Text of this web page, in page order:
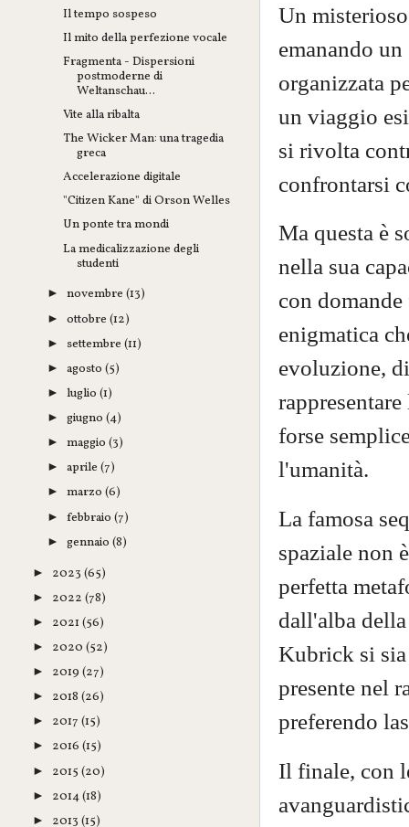
Un
emanando
organizzata
un viaggio
si rivolta
confrontarsi
Ma questa è
nella sua
con
enigmatica
evoluzione,
forse
l'umanità.
La famosa
spaziale non
perfetta
dall'alba
Kubrick si
presente nel
preferendo
Il finale, con
Il tempo sospeso
Il mito della perfezione vocale
Fragmenta - Dispersioni
postmoderne di
Weltanschau...
Vite alla ribalta
The Wicker Man: una tragedia
greca
Accelerazione digitale
"Citizen Kane" di Orson Welles
Un ponte tra mondi
La medicalizzazione degli
studenti
►novembre(13)
►ottobre(12)
► settembre(11)
►agosto(5)
►luglio(1)
►giugno(4)
►maggio(3)
►aprile(7)
►marzo(6)
►febbraio(7)
►gennaio(8)
► 2023 (65)
► 2022 (78)
► 2021 (56)
► 2020 (52)
► 2019 (27)
► 2018 (26)
► 2017 (15)
► 2016 (15)
► 2015 (20)
► 2014(18)
► 2013 (15)